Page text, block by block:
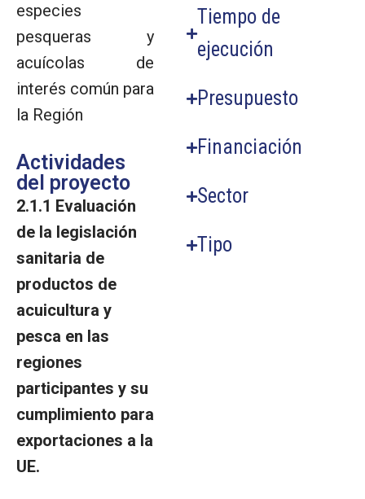
especies
pesqueras y
acuícolas de
interés común para
la Región
Actividades
del proyecto
2.1.1 Evaluación
de la legislación
sanitaria de
productos de
acuicultura y
pesca en las
regiones
participantes y su
cumplimiento para
exportaciones a la
UE.
Tiempo de
ejecución
Presupuesto
Financiación
Sector
Tipo